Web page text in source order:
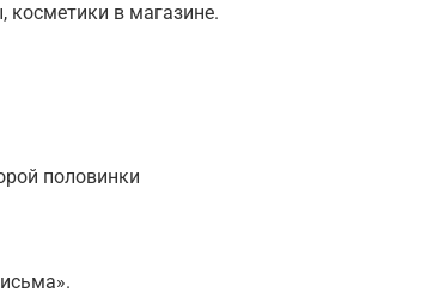
в магазине.
половинки